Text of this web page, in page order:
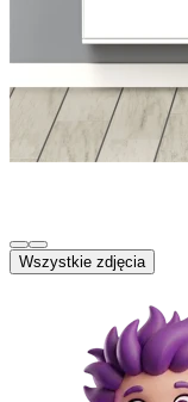
Wszystkie zdjęcia